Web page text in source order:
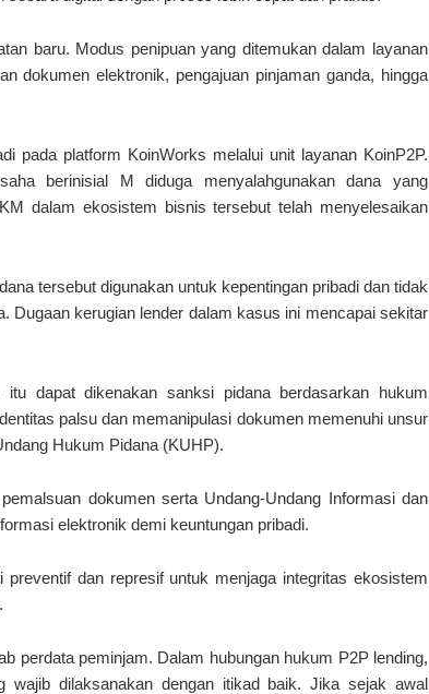
baru. Modus penipuan yang ditemukan dalam layanan
dokumen elektronik, pengajuan pinjaman ganda, hingga
pada platform KoinWorks melalui unit layanan KoinP2P.
berinisial M diduga menyalahgunakan dana yang
dalam ekosistem bisnis tersebut telah menyelesaikan
tersebut digunakan untuk kepentingan pribadi dan tidak
Dugaan kerugian lender dalam kasus ini mencapai sekitar
dapat dikenakan sanksi pidana berdasarkan hukum
palsu dan memanipulasi dokumen memenuhi unsur
Hukum Pidana (KUHP).
dokumen serta Undang-Undang Informasi dan
elektronik demi keuntungan pribadi.
dan represif untuk menjaga integritas ekosistem
perdata peminjam. Dalam hubungan hukum P2P lending,
wajib dilaksanakan dengan itikad baik. Jika sejak awal